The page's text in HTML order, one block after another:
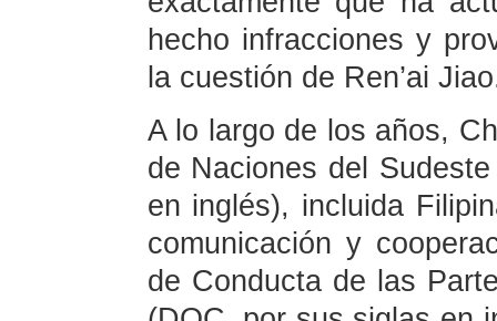
hecho infracciones y
la cuestión de Ren’ai
A lo largo de los años,
de Naciones del
en inglés), incluida
comunicación y
de Conducta de las